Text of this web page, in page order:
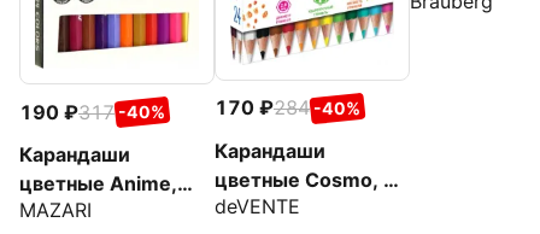
190 317 -40%
Карандаши
цветные Anime,
пластиковые, 24
MAZARI
170 284 -40%
Карандаши
цветные Cosmo, 24
цвета
deVENTE